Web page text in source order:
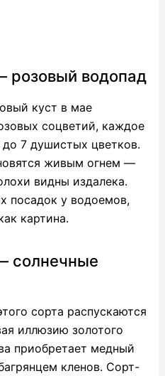
розовый водопад
куст в мае
соцветий, каждое
7 душистых цветков.
живым огнем —
видны издалека.
посадок у водоемов,
картина.
солнечные
сорта распускаются
иллюзию золотого
приобретает медный
кленов. Сорт-